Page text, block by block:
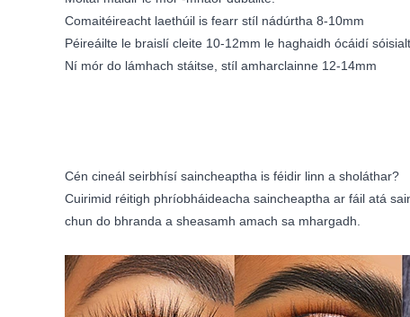
Comaitéireacht laethúil is fearr stíl nádúrtha 8-10mm
Péireáilte le braislí cleite 10-12mm le haghaidh ócáidí
Ní mór do lámhach stáitse, stíl amharclainne 12-14mm
Cén cineál seirbhísí saincheaptha is féidir linn a sholáthar?
Cuirimid réitigh phríobháideacha saincheaptha ar fáil atá
chun do bhranda a sheasamh amach sa mhargadh.